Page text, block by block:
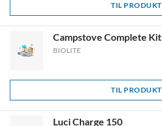
TIL PRODUKT
Campstove Complete Kit
BIOLITE
TIL PRODUKT
Luci Charge 150